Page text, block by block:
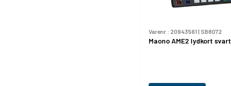
Varenr.: 20943561 | SB8072
Maono AME2 lydkort svart